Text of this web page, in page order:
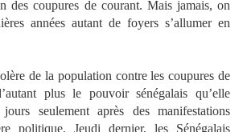
des coupures de courant. Mais jamais, on
années autant de foyers s’allumer en
de la population contre les coupures de
plus le pouvoir sénégalais qu’elle
seulement après des manifestations
politique. Jeudi dernier, les Sénégalais